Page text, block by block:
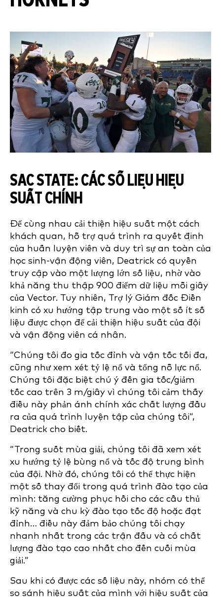
SAC STATE: CÁC SỐ LIỆU HIỆU
SUẤT CHÍNH
Để cùng nhau cải thiện hiệu suất một cách
khách quan, hỗ trợ quá trình ra quyết định
của huấn luyện viên và duy trì sự an toàn của
học sinh-vận động viên, Deatrick có quyền
truy cập vào một lượng lớn số liệu, nhờ vào
khả năng thu thập 900 điểm dữ liệu mỗi giây
của Vector. Tuy nhiên, Trợ lý Giám đốc Điền
kinh có xu hướng tập trung vào một số ít số
liệu được chọn để cải thiện hiệu suất của đội
và vận động viên cá nhân.
“Chúng tôi đo gia tốc đỉnh và vận tốc tối đa,
cũng như xem xét tỷ lệ nổ và tổng nỗ lực nổ.
Chúng tôi đặc biệt chú ý đến gia tốc/giảm
tốc cao trên 3 m/giây vì chúng tôi cảm thấy
điều này phản ánh chính xác chất lượng đầu
ra của quá trình luyện tập của chúng tôi”,
Deatrick cho biết.
“Trong suốt mùa giải, chúng tôi đã xem xét
xu hướng tỷ lệ bùng nổ và tốc độ trung bình
của đội. Nhờ đó, chúng tôi có thể thực hiện
một số thay đổi trong quá trình đào tạo của
mình: tăng cường phục hồi cho các cầu thủ
kỹ năng và chu kỳ đào tạo tốc độ hoặc đạt
đỉnh… điều này đảm bảo chúng tôi chạy
nhanh nhất trong các trận đấu và có chất
lượng đào tạo cao nhất cho đến cuối mùa
giải.”
Sau khi có được các số liệu này, nhóm có thể
so sánh hiệu suất của mình với hiệu suất của